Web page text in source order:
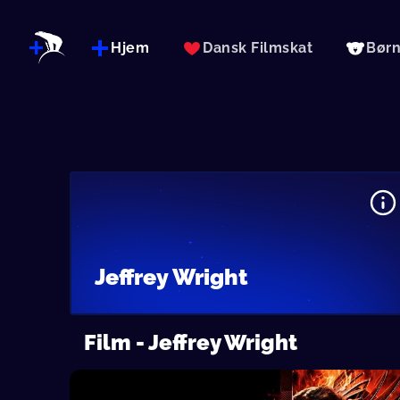
Hjem Dansk Filmskat Børn
Jeffrey Wright
Film - Jeffrey Wright